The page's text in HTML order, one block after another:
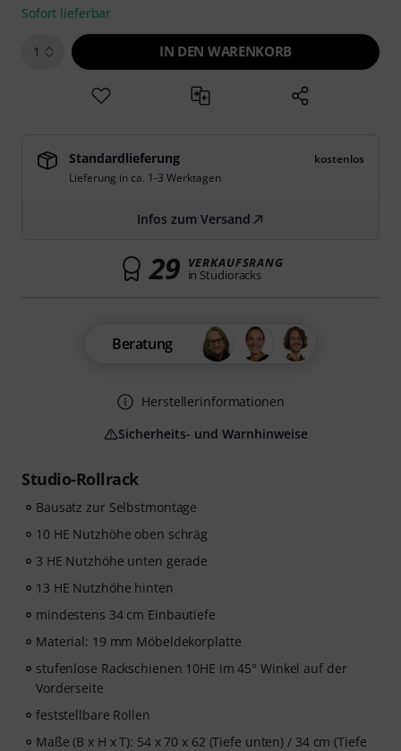
Studio-Rollrack
Bausatz zur Selbstmontage
10 HE Nutzhöhe oben schräg
3 HE Nutzhöhe unten gerade
13 HE Nutzhöhe hinten
mindestens 34 cm Einbautiefe
Material: 19 mm Möbeldekorplatte
stufenlose Rackschienen 10HE im 45° Winkel auf der
Vorderseite
feststellbare Rollen
Maße (B x H x T): 54 x 70 x 62 (Tiefe unten) / 34 cm (Tiefe
Sofort lieferbar
1 IN DEN WARENKORB
Standardlieferung
kostenlos
Lieferung in ca. 1-3 Werktagen
Infos zum Versand
29 VERKAUFSRANG
in Studioracks
Beratung
Herstellerinformationen
Sicherheits- und Warnhinweise